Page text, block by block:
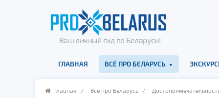
Ваш личный гид по Беларуси!
ГЛАВНАЯ ВСЁ ПРО БЕЛАРУСЬ
Главная / Всё про Беларусь /